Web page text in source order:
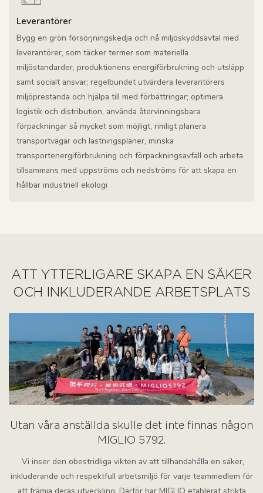
Leverantörer
Bygg en grön försörjningskedja och nå miljöskyddsavtal med
leverantörer, som täcker termer som materiella
miljöstandarder, produktionens energiförbrukning och utsläpp
samt socialt ansvar; regelbundet utvärdera leverantörers
miljöprestanda och hjälpa till med förbättringar; optimera
logistik och distribution, använda återvinningsbara
förpackningar så mycket som möjligt, rimligt planera
transportvägar och lastningsplaner, minska
transportenergiförbrukning och förpackningsavfall och arbeta
tillsammans med uppströms och nedströms för att skapa en
hållbar industriell ekologi
ATT YTTERLIGARE SKAPA EN SÄKER
OCH INKLUDERANDE ARBETSPLATS
Utan våra anställda skulle det inte finnas någon
MIGLIO 5792.
Vi inser den obestridliga vikten av att tillhandahålla en säker,
inkluderande och respektfull arbetsmiljö för varje teammedlem för